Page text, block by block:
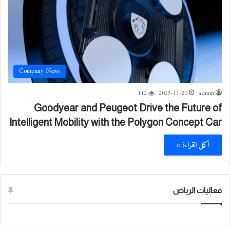
Company News
admin
2025-11-20
112
Goodyear and Peugeot Drive the Future of
Intelligent Mobility with the Polygon Concept Car
أكمل القراءة »
فعاليات الرياض